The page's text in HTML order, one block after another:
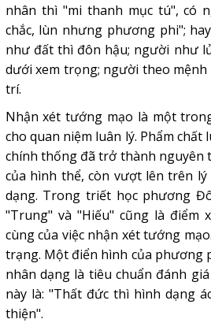
nhân thì "mi thanh mục tú", có
chắc, lùn nhưng phương phi";
như đất thì đôn hậu; người như
dưới xem trọng; người theo
trí.
Nhận xét tướng mạo là một
cho quan niệm luân lý. Phẩm
chính thống đã trở thành nguyên
của hình thể, còn vượt lên trên
dạng. Trong triết học phương
"Trung" và "Hiếu" cũng là điểm
cùng của việc nhận xét tướng
trạng. Một điển hình của phương
nhân dạng là tiêu chuẩn đánh
này là: "Thất đức thì hình dạng
thiện".